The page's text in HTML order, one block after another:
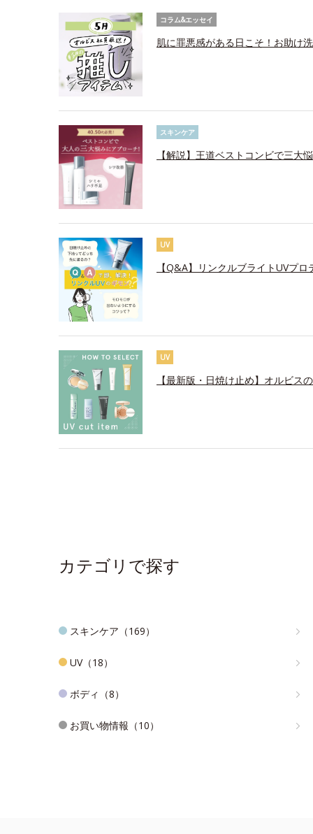
コラム&エッセイ
肌に罪悪感がある日こそ！お助け
スキンケア
【解説】王道ベストコンビで三大
UV
【Q&A】リンクルブライトUVプロ
UV
【最新版・日焼け止め】オルビス
カテゴリで探す
スキンケア（169）
UV（18）
ボディ（8）
お買い物情報（10）